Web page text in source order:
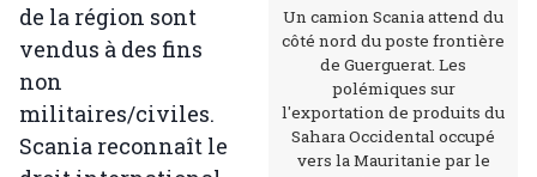
Un camion Scania attend du
côté nord du poste frontière
de Guerguerat. Les
polémiques sur
l'exportation de produits du
Sahara Occidental occupé
vers la Mauritanie par le
de la région sont
vendus à des fins
non
militaires/civiles.
Scania reconnaît le